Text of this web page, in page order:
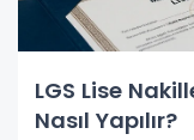
LGS Lise
Nasıl Yapılır?